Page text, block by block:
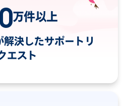
万件以上
決したサポートリ
エスト